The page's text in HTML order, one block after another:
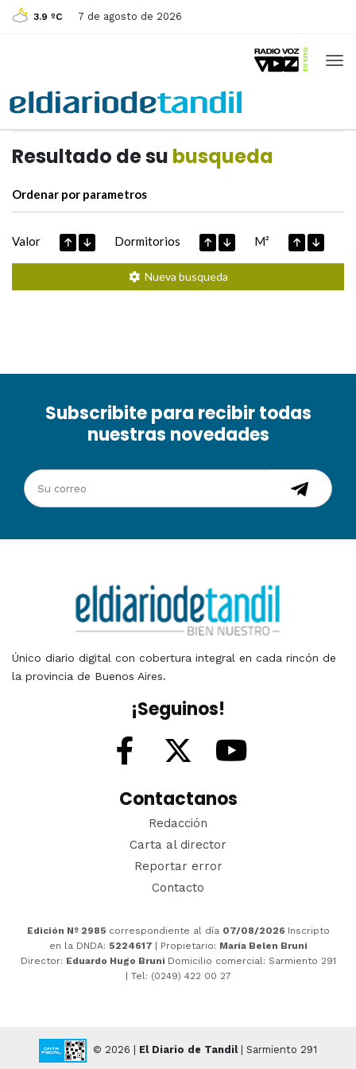
3.9 ºC 7 de agosto de 2026
Resultado de su busqueda
Ordenar por parametros
Valor Dormitorios M²
Nueva busqueda
Subscribite para recibir todas
nuestras novedades
Único diario digital con cobertura integral en cada rincón de
la provincia de Buenos Aires.
¡Seguinos!
Contactanos
Redacción
Carta al director
Reportar error
Contacto
Edición Nº 2985 correspondiente al día 07/08/2026 Inscripto
en la DNDA: 5224617 | Propietario: María Belen Bruni
Director: Eduardo Hugo Bruni Domicilio comercial: Sarmiento 291
| Tel: (0249) 422 00 27
© 2026 | El Diario de Tandil| Sarmiento 291